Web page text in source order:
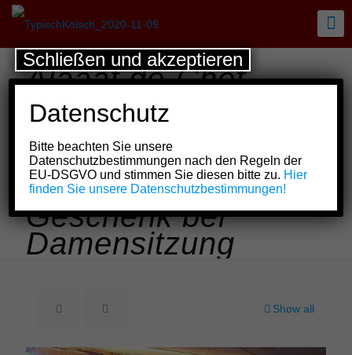
Alaaaf.de-Chef
überraschte Kölsche
Lotterbove und
Gäste mit
besonderem
Geschenk bei
Damensitzung
Show all
Datenschutz
Bitte beachten Sie unsere
Datenschutzbestimmungen nach den Regeln der
EU-DSGVO und stimmen Sie diesen bitte zu. Hier
finden Sie unsere Datenschutzbestimmungen!
Schließen und akzeptieren